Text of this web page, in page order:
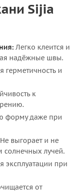
Sijia
Легко клеится и
надёжные швы.
герметичность и
к
форму даже при
Не выгорает и не
солнечных лучей.
эксплуатации при
от